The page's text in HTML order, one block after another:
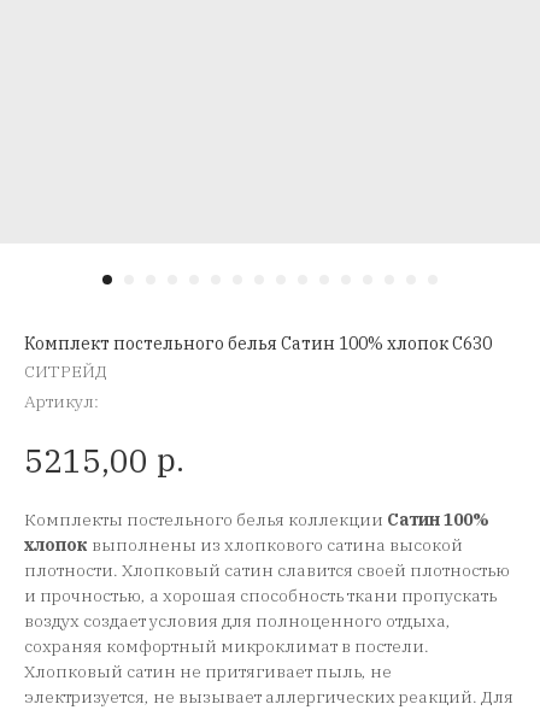
Комплект постельного белья Сатин 100% хлопок C630
СИТРЕЙД
Артикул:
5215,00 р.
Комплекты постельного белья коллекции Сатин 100%
хлопок выполнены из хлопкового сатина высокой
плотности. Хлопковый сатин славится своей плотностью
и прочностью, а хорошая способность ткани пропускать
воздух создает условия для полноценного отдыха,
сохраняя комфортный микроклимат в постели.
Хлопковый сатин не притягивает пыль, не
электризуется, не вызывает аллергических реакций. Для